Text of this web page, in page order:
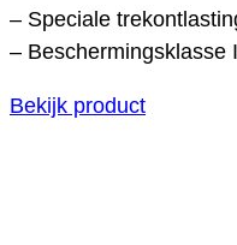
– Speciale
– Beschermingsklasse
Bekijk product